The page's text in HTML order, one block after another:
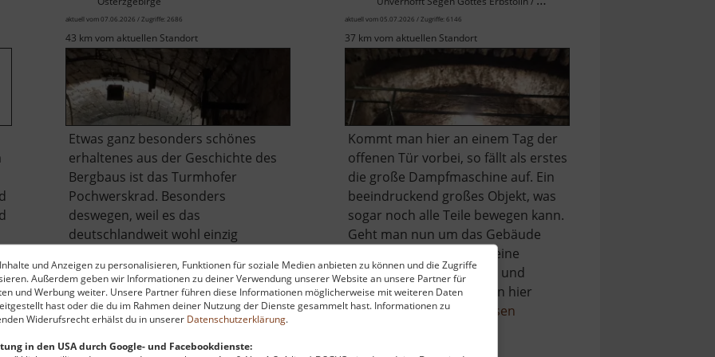
und Anzeigen zu personalisieren, Funktionen für soziale Medien anbieten zu können und die Zugriffe
Außerdem geben wir Informationen zu deiner Verwendung unserer Website an unsere Partner für
und Werbung weiter. Unsere Partner führen diese Informationen möglicherweise mit weiteren Daten
hast oder die du im Rahmen deiner Nutzung der Dienste gesammelt hast. Informationen zu
Widerufsrecht erhälst du in unserer Datenschutzerklärung.
in den USA durch Google- und Facebookdienste:
aktuell vom 07.06.2026 / Zugriffe: 2686
43 km vom aktuellen Standort
Etwas ganz besonders schönes
erhaltenes aus der Geschichte des
Bergbaus ist das Turmhofer
Pochwerskrad. Besonders
deswegen, weil es das
deutschlandweit wohl einzig
Größe ist. Wer es besucht wird
sehen, dass es sich noch genauso
wunderbar drehen kann wie früher.
Turmhofer
aktuell vom 05.07.2026 / Zugriffe: 6146
37 km vom aktuellen Standort
Kommt man hier an einem Tag der
offenen Tür vorbei, so fällt als erstes
die große Dampfmaschine auf. Ein
beeindruckend großes Objekt, was
sogar noch alle Teile bewegen kann.
Geht man nun um das Gebäude
herum, so gibt es eine kleine
Steigerstube mit Helmen und
Umhängen und man kann hier
unter Tage ei.. »weiterlesenüber